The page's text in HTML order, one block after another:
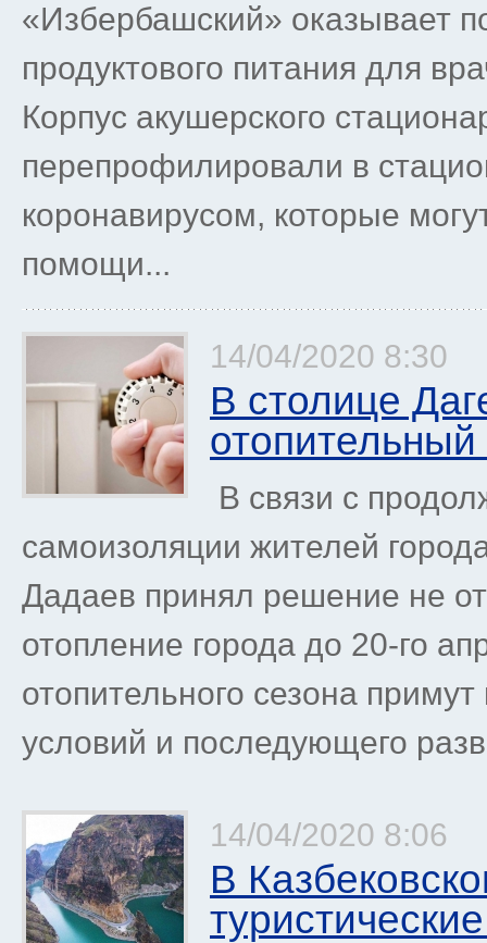
«Избербашский» оказывает
продуктового питания для
Корпус акушерского
перепрофилировали в
коронавирусом, которые
помощи...
14/04/2020 8:30
В столице
отопительный
В связи с
самоизоляции жителей
Дадаев принял решение не
отопление города до 20-го
отопительного сезона
условий и последующего
14/04/2020 8:06
В